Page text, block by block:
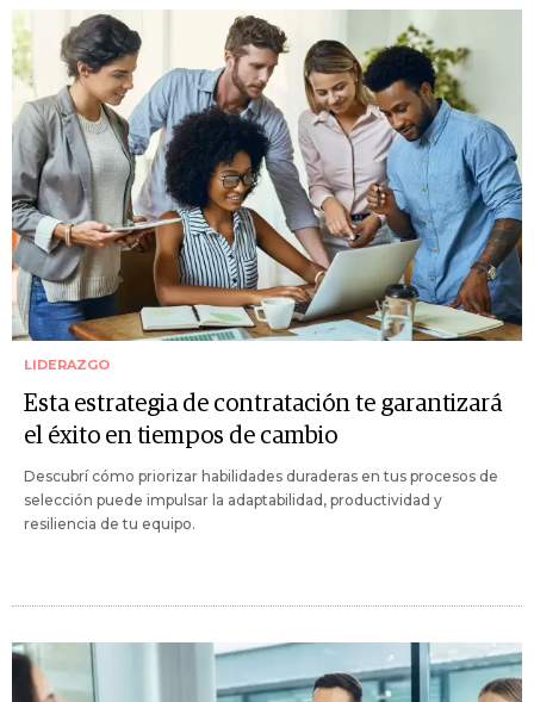
LIDERAZGO
Esta estrategia de contratación te garantizará
el éxito en tiempos de cambio
Descubrí cómo priorizar habilidades duraderas en tus procesos de
selección puede impulsar la adaptabilidad, productividad y
resiliencia de tu equipo.